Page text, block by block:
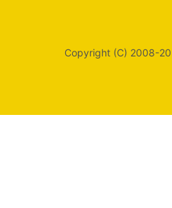
Copyright (C) 2008-